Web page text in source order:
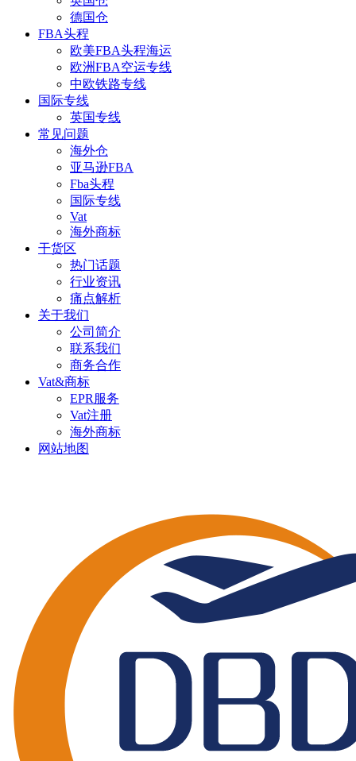
德国仓
FBA头程
欧美FBA头程海运
欧洲FBA空运专线
中欧铁路专线
国际专线
英国专线
常见问题
海外仓
亚马逊FBA
Fba头程
国际专线
Vat
海外商标
干货区
热门话题
行业资讯
痛点解析
关于我们
公司简介
联系我们
商务合作
Vat&商标
EPR服务
Vat注册
海外商标
网站地图